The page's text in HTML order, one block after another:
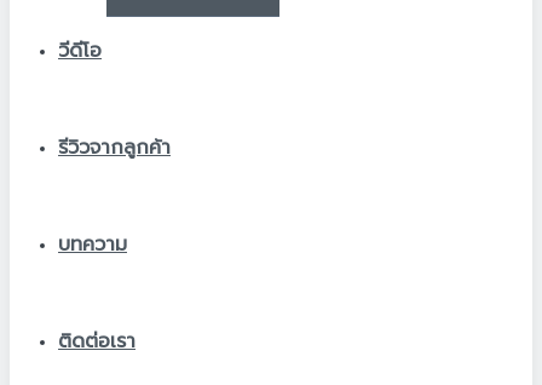
วีดีโอ
รีวิวจากลูกค้า
บทความ
ติดต่อเรา